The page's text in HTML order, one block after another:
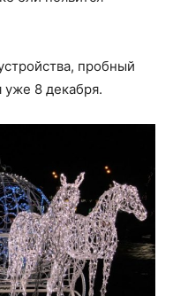
пробный
уже 8 декабря.